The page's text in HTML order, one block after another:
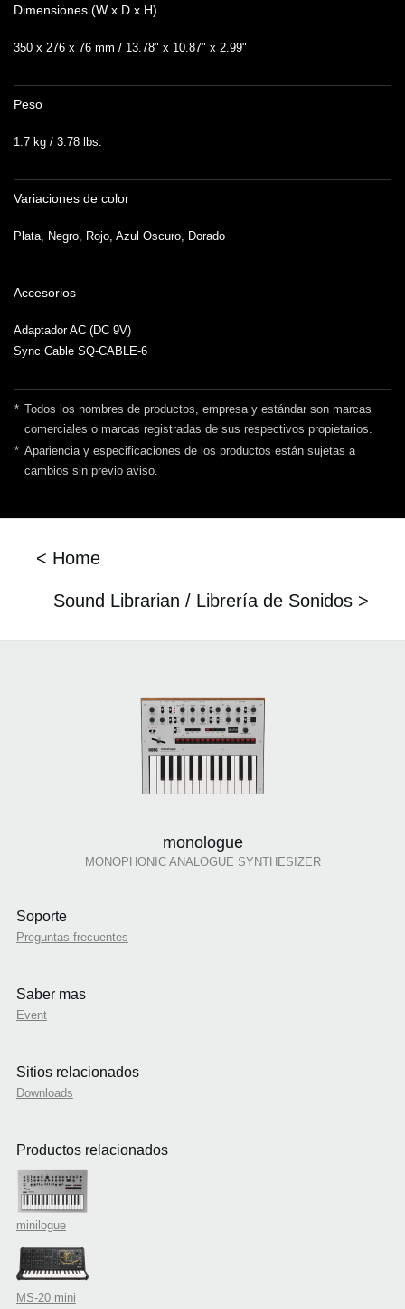
Dimensiones (W x D x H)
350 x 276 x 76 mm / 13.78" x 10.87" x 2.99"
Peso
1.7 kg / 3.78 lbs.
Variaciones de color
Plata, Negro, Rojo, Azul Oscuro, Dorado
Accesorios
Adaptador AC (DC 9V)
Sync Cable SQ-CABLE-6
* Todos los nombres de productos, empresa y estándar son marcas
comerciales o marcas registradas de sus respectivos propietarios.
* Apariencia y especificaciones de los productos están sujetas a
cambios sin previo aviso.
< Home
Sound Librarian / Librería de Sonidos >
monologue
MONOPHONIC ANALOGUE SYNTHESIZER
Soporte
Preguntas frecuentes
Saber mas
Event
Sitios relacionados
Downloads
Productos relacionados
minilogue
MS-20 mini